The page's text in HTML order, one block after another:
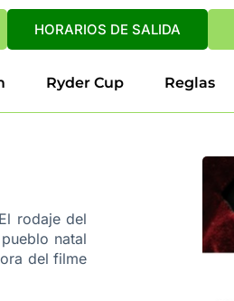
HORARIOS DE SALIDA
Ryder Cup Reglas
rodaje del
natal
del filme